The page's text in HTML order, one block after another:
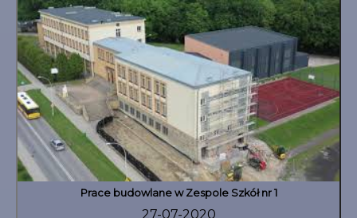
Prace budowlane w Zespole Szkół nr 1
27-07-2020